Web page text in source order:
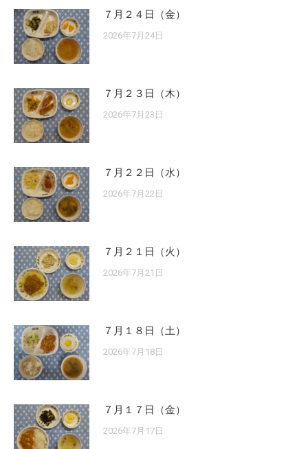
７月２４日（金）
2026年7月24日
７月２３日（木）
2026年7月23日
７月２２日（水）
2026年7月22日
７月２１日（火）
2026年7月21日
７月１８日（土）
2026年7月18日
７月１７日（金）
2026年7月17日